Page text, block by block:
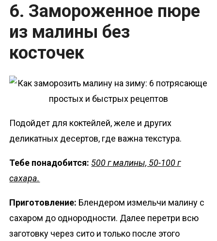
6. Замороженное пюре
из малины без
косточек
Подойдет для коктейлей, желе и других
деликатных десертов, где важна текстура.
Тебе понадобится: 500 г малины, 50-100 г
сахара.
Приготовление: Блендером измельчи малину с
сахаром до однородности. Далее перетри всю
заготовку через сито и только после этого